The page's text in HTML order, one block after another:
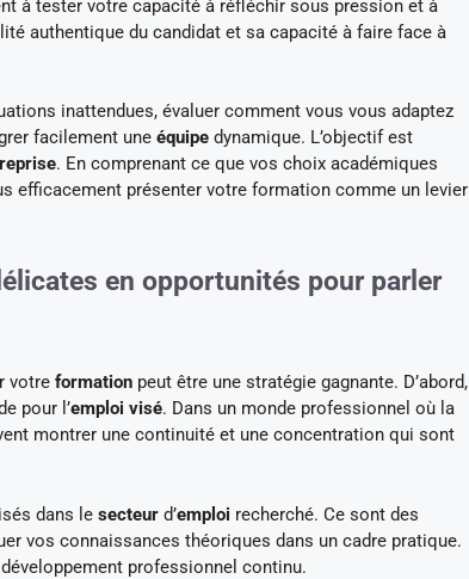
à tester votre capacité à réfléchir sous pression et à
authentique du candidat et sa capacité à faire face à
inattendues, évaluer comment vous vous adaptez
facilement une équipe dynamique. L’objectif est
. En comprenant ce que vos choix académiques
efficacement présenter votre formation comme un levier
en opportunités pour parler
votre formation peut être une stratégie gagnante. D’abord,
pour l’emploi visé. Dans un monde professionnel où la
montrer une continuité et une concentration qui sont
dans le secteur d’emploi recherché. Ce sont des
vos connaissances théoriques dans un cadre pratique.
professionnel continu.